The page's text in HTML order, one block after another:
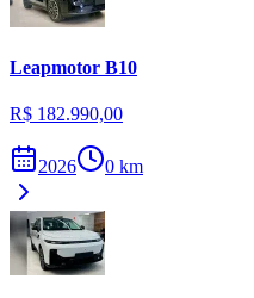
Leapmotor B10
R$ 182.990,00
2026 0 km